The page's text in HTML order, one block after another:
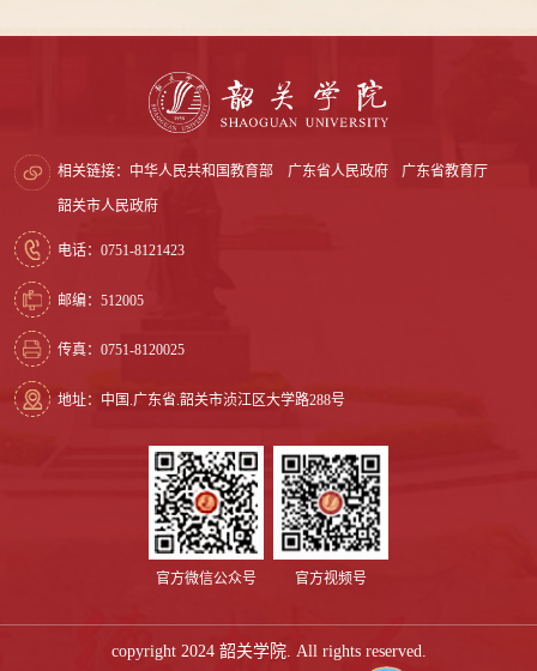
相关链接： 中华人民共和国教育部 广东省人民政府 广东省教育厅
韶关市人民政府
电话：0751-8121423
邮编：512005
传真：0751-8120025
地址：中国.广东省.韶关市浈江区大学路288号
官方微信公众号 官方视频号
copyright 2024 韶关学院. All rights reserved.